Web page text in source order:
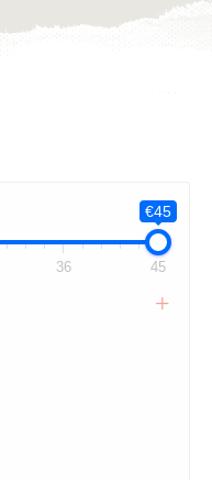
€45
36 45
+